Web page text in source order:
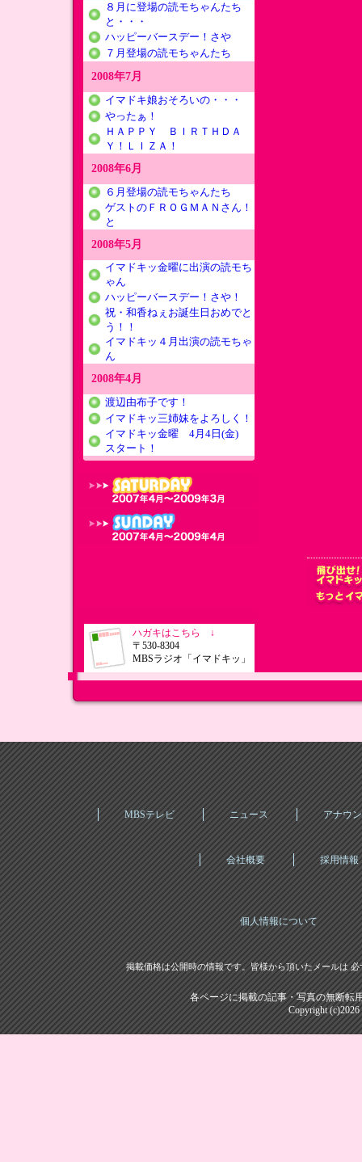
８月に登場の読モちゃんたち
と・・・
ハッピーバースデー！さや
７月登場の読モちゃんたち
2008年7月
イマドキ娘おそろいの・・・
やったぁ！
ＨＡＰＰＹ ＢＩＲＴＨＤＡ
Ｙ！ＬＩＺＡ！
2008年6月
６月登場の読モちゃんたち
ゲストのＦＲＯＧＭＡＮさん！
と
2008年5月
イマドキッ金曜に出演の読モち
ゃん
ハッピーバースデー！さや！
祝・和香ねぇお誕生日おめでと
う！！
イマドキッ４月出演の読モちゃ
ん
2008年4月
渡辺由布子です！
イマドキッ三姉妹をよろしく！
イマドキッ金曜 4月4日(金)
スタート！
ハガキはこちら ↓
〒530-8304
MBSラジオ「イマドキッ」
MBSテレビ ニュース アナウ
会社概要 採用情報
個人情報について
掲載価格は公開時の情報です。皆様から頂いたメールは
各ページに掲載の記事・写真の無断転
Copyright